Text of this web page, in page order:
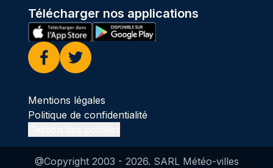
Télécharger nos applications
Facebook
Twitter
Mentions légales
Politique de confidentialité
@Copyright 2003 - 2026. SARL Météo-villes